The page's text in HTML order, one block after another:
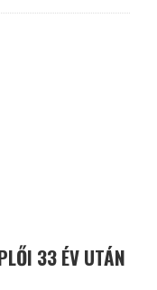
33 ÉV UTÁN